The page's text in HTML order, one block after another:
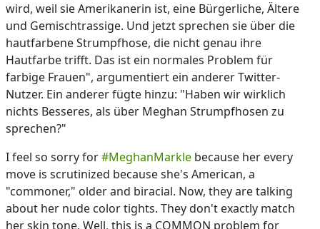
wird, weil sie Amerikanerin ist, eine Bürgerliche, Ältere
und Gemischtrassige. Und jetzt sprechen sie über die
hautfarbene Strumpfhose, die nicht genau ihre
Hautfarbe trifft. Das ist ein normales Problem für
farbige Frauen", argumentiert ein anderer Twitter-
Nutzer. Ein anderer fügte hinzu: "Haben wir wirklich
nichts Besseres, als über Meghan Strumpfhosen zu
sprechen?"
I feel so sorry for#MeghanMarkle because her every
move is scrutinized because she's American, a
"commoner," older and biracial. Now, they are talking
about her nude color tights. They don't exactly match
her skin tone. Well, this is a COMMON problem for